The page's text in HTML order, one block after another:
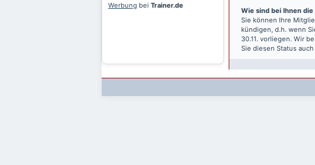
Werbung bei Trainer.de
Wie sind bei Ihnen
Sie können Ihre
kündigen, d.h. wenn
30.11. vorliegen. Wir
Sie diesen Status